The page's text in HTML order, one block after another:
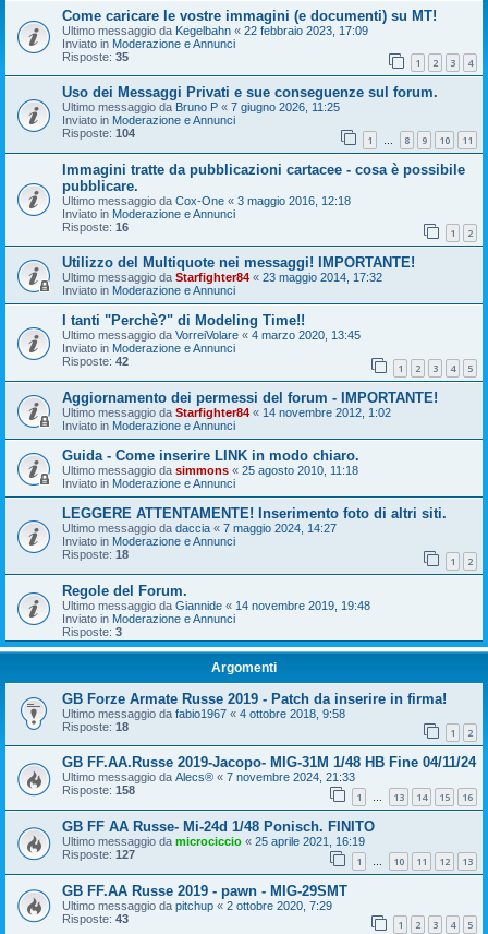
Come caricare le vostre immagini (e documenti) su MT!
Ultimo messaggio da Kegelbahn « 22 febbraio 2023, 17:09
Inviato in Moderazione e Annunci
Risposte: 35 1 2 3 4
Uso dei Messaggi Privati e sue conseguenze sul forum.
Ultimo messaggio da Bruno P « 7 giugno 2026, 11:25
Inviato in Moderazione e Annunci
Risposte: 104 1 … 8 9 10 11
Immagini tratte da pubblicazioni cartacee - cosa è possibile
pubblicare.
Ultimo messaggio da Cox-One « 3 maggio 2016, 12:18
Inviato in Moderazione e Annunci
Risposte: 16 1 2
Utilizzo del Multiquote nei messaggi! IMPORTANTE!
Ultimo messaggio da Starfighter84 « 23 maggio 2014, 17:32
Inviato in Moderazione e Annunci
I tanti "Perchè?" di Modeling Time!!
Ultimo messaggio da VorreiVolare « 4 marzo 2020, 13:45
Inviato in Moderazione e Annunci
Risposte: 42 1 2 3 4 5
Aggiornamento dei permessi del forum - IMPORTANTE!
Ultimo messaggio da Starfighter84 « 14 novembre 2012, 1:02
Inviato in Moderazione e Annunci
Guida - Come inserire LINK in modo chiaro.
Ultimo messaggio da simmons « 25 agosto 2010, 11:18
Inviato in Moderazione e Annunci
LEGGERE ATTENTAMENTE! Inserimento foto di altri siti.
Ultimo messaggio da daccia « 7 maggio 2024, 14:27
Inviato in Moderazione e Annunci
Risposte: 18 1 2
Regole del Forum.
Ultimo messaggio da Giannide « 14 novembre 2019, 19:48
Inviato in Moderazione e Annunci
Risposte: 3
Argomenti
GB Forze Armate Russe 2019 - Patch da inserire in firma!
Ultimo messaggio da fabio1967 « 4 ottobre 2018, 9:58
Risposte: 18 1 2
GB FF.AA.Russe 2019-Jacopo- MIG-31M 1/48 HB Fine 04/11/24
Ultimo messaggio da Alecs® « 7 novembre 2024, 21:33
Risposte: 158 1 … 13 14 15 16
GB FF AA Russe- Mi-24d 1/48 Ponisch. FINITO
Ultimo messaggio da microciccio « 25 aprile 2021, 16:19
Risposte: 127 1 … 10 11 12 13
GB FF.AA Russe 2019 - pawn - MIG-29SMT
Ultimo messaggio da pitchup « 2 ottobre 2020, 7:29
Risposte: 43 1 2 3 4 5